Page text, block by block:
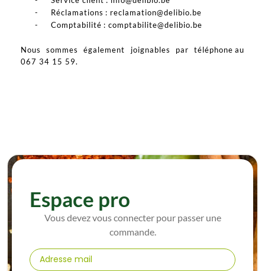
-
Réclamations : reclamation@delibio.be
-
Comptabilité : comptabilite@delibio.be
Nous sommes également joignables par téléphone au
067 34 15 59.
Espace pro
Vous devez vous connecter pour passer une
commande.